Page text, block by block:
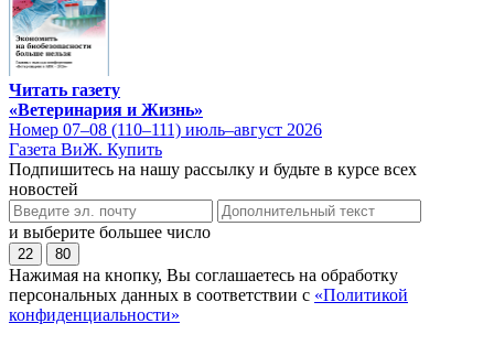
Читать газету
«Ветеринария и Жизнь»
Номер 07–08 (110–111) июль–август 2026
Газета ВиЖ. Купить
Подпишитесь на нашу рассылку и будьте в курсе всех
новостей
и выберите большее число
22 80
Нажимая на кнопку, Вы соглашаетесь на обработку
персональных данных в соответствии с «Политикой
конфиденциальности»